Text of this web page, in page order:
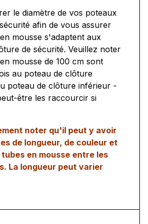
le diamètre de vos poteaux
afin de vous assurer
mousse s'adaptent aux
de sécurité. Veuillez noter
mousse de 100 cm sont
au poteau de clôture
poteau de clôture inférieur -
être les raccourcir si
noter qu'il peut y avoir
de longueur, de couleur et
en mousse entre les
La longueur peut varier